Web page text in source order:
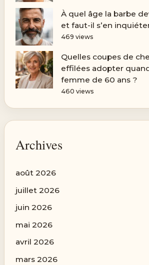
À quel âge la barbe
et faut-il s’en
469 views
Quelles coupes de
effilées adopter
femme de 60 ans ?
460 views
Archives
août 2026
juillet 2026
juin 2026
mai 2026
avril 2026
mars 2026